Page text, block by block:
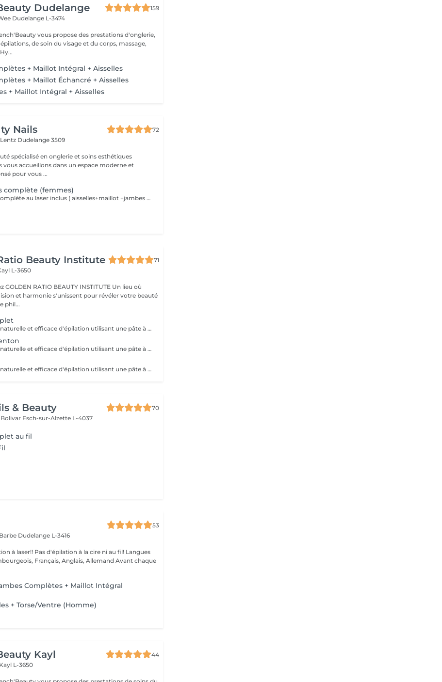
Dudelange
159
Dudelange L-3474
vous propose des prestations d'onglerie,
de soin du visage et du corps, massage,
+ Maillot Intégral + Aisselles
+ Maillot Échancré + Aisselles
+ Maillot Intégral + Aisselles
Nails
72
Dudelange 3509
spécialisé en onglerie et soins esthétiques
pour vous ...
complète (femmes)
Forfait corps complète au laser inclus ( aisselles+maillot +jambes ) offre moustache
Beauty Institute
71
L-3650
BEAUTY INSTITUTE Un lieu où
et harmonie s'unissent pour révéler votre beauté
Notre phil...
Une méthode naturelle et efficace d'épilation utilisant une pâte à base de sucre, eau et citron, idéale pour tous types de peaux, même sensibles. Bénéfices : moins douloureuse, réduit les risques d'irritation et respecte la peau. Résultat : une peau douce et nette, avec une repousse plus lente. Une épilation douce, écologique et respectueuse de votre peau.
Une méthode naturelle et efficace d'épilation utilisant une pâte à base de sucre, eau et citron, idéale pour tous types de peaux, même sensibles. Bénéfices : moins douloureuse, réduit les risques d'irritation et respecte la peau. Résultat : une peau douce et nette, avec une repousse plus lente. Une épilation douce, écologique et respectueuse de votre peau.
Une méthode naturelle et efficace d'épilation utilisant une pâte à base de sucre, eau et citron, idéale pour tous types de peaux, même sensibles. Bénéfices : moins douloureuse, réduit les risques d'irritation et respecte la peau. Résultat : une peau douce et nette, avec une repousse plus lente. Une épilation douce, écologique et respectueuse de votre peau.
& Beauty
70
Bolivar Esch-sur-Alzette L-4037
au fil
53
Dudelange L-3416
à la cire ni au fil! Langues
Français, Anglais, Allemand Avant chaque
Complètes + Maillot Intégral
+ Torse/Ventre (Homme)
Kayl
44
Kayl L-3650